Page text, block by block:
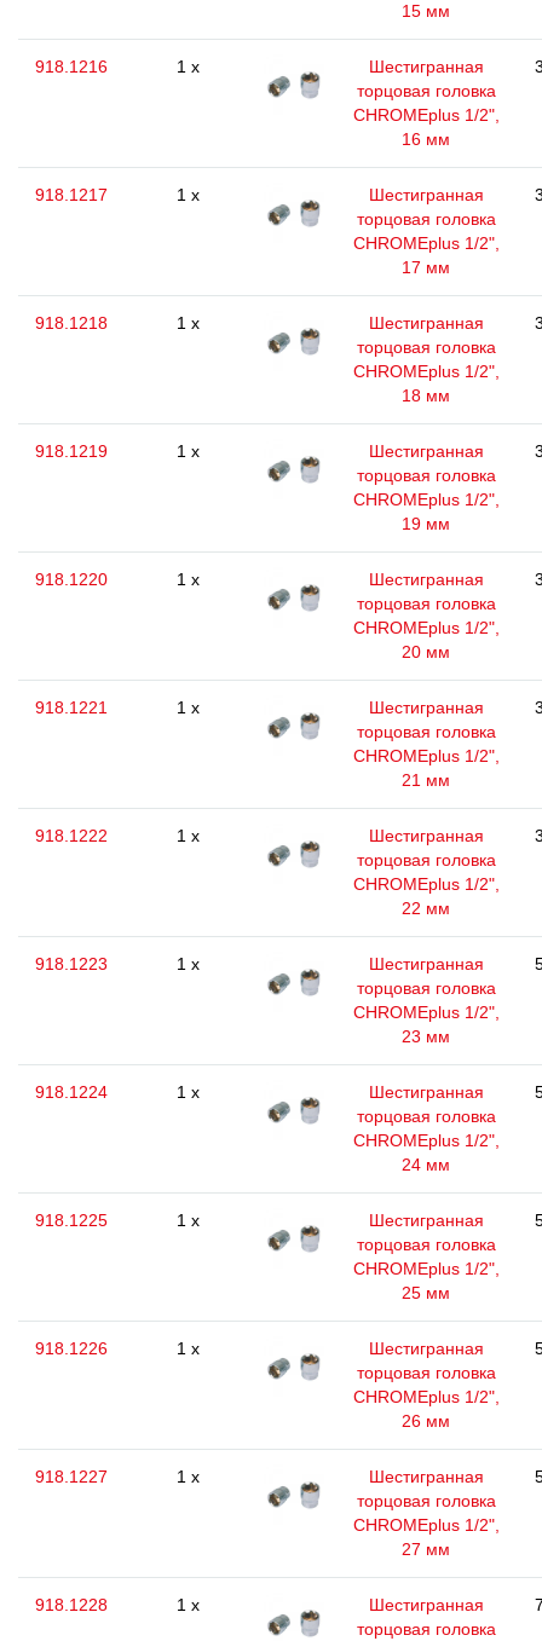
15 мм
918.1216 1 x
Шестигранная
торцовая головка
CHROMEplus 1/2",
16 мм
918.1217 1 x
Шестигранная
торцовая головка
CHROMEplus 1/2",
17 мм
918.1218 1 x
Шестигранная
торцовая головка
CHROMEplus 1/2",
18 мм
918.1219 1 x
Шестигранная
торцовая головка
CHROMEplus 1/2",
19 мм
918.1220 1 x
Шестигранная
торцовая головка
CHROMEplus 1/2",
20 мм
918.1221 1 x
Шестигранная
торцовая головка
CHROMEplus 1/2",
21 мм
918.1222 1 x
Шестигранная
торцовая головка
CHROMEplus 1/2",
22 мм
918.1223 1 x
Шестигранная
торцовая головка
CHROMEplus 1/2",
23 мм
918.1224 1 x
Шестигранная
торцовая головка
CHROMEplus 1/2",
24 мм
918.1225 1 x
Шестигранная
торцовая головка
CHROMEplus 1/2",
25 мм
918.1226 1 x
Шестигранная
торцовая головка
CHROMEplus 1/2",
26 мм
918.1227 1 x
Шестигранная
торцовая головка
CHROMEplus 1/2",
27 мм
918.1228 1 x
Шестигранная
торцовая головка